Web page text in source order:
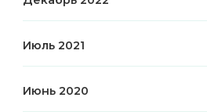
Июль 2021
Июнь 2020